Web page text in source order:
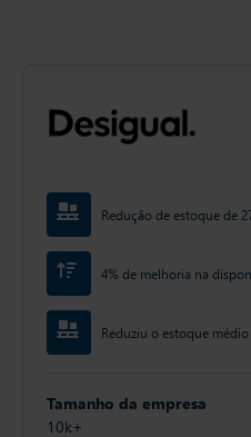
Redução de estoque de
4% de melhoria na
Reduziu o estoque
Tamanho da empresa
10k+